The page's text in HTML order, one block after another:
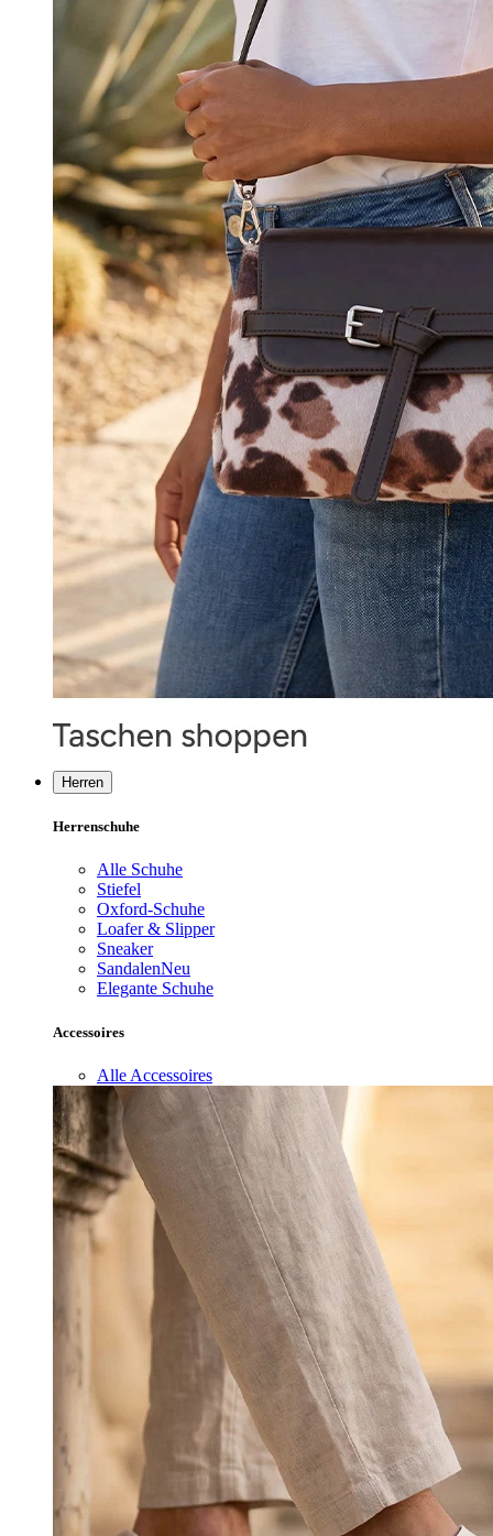
Herren
Herrenschuhe
Alle Schuhe
Stiefel
Oxford-Schuhe
Loafer & Slipper
Sneaker
SandalenNeu
Elegante Schuhe
Accessoires
Alle Accessoires